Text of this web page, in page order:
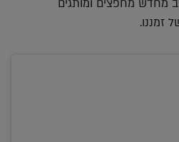
מחדש מחפצים ומותגים
זמננו.